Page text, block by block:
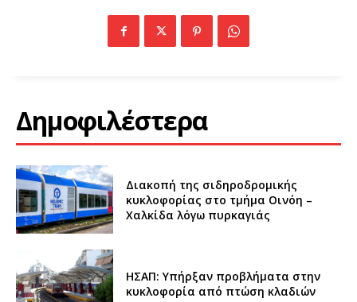
Δημοφιλέστερα
Διακοπή της σιδηροδρομικής
κυκλοφορίας στο τμήμα Οινόη –
Χαλκίδα λόγω πυρκαγιάς
ΗΣΑΠ: Υπήρξαν προβλήματα στην
κυκλοφορία από πτώση κλαδιών